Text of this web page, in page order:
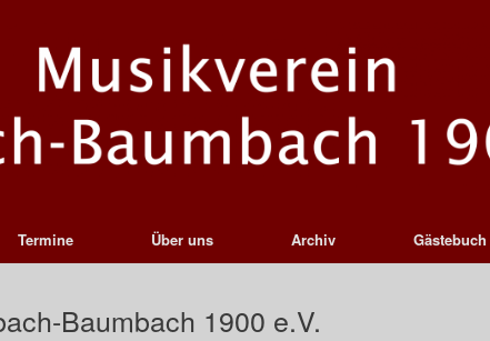
Termine Über uns Archiv Gästebuch
Baumbach 1900 e.V.